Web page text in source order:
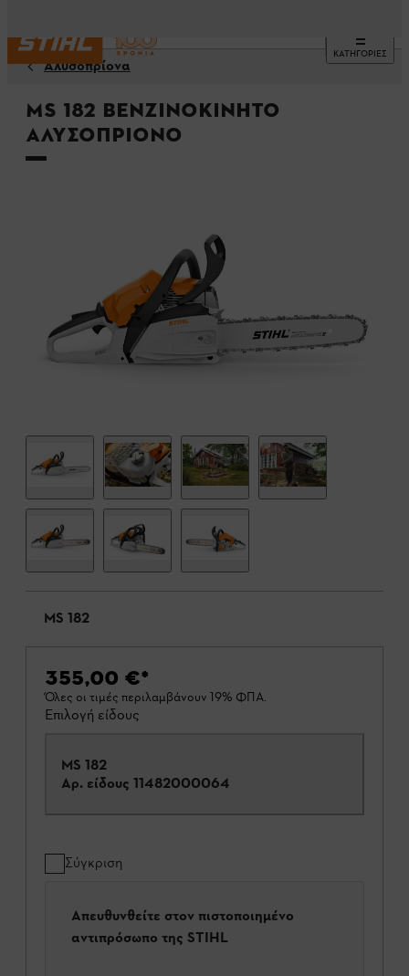
ΚΑΤΗΓΟΡΙΕΣ
Αλυσοπρίονα
MS 182 Βενζινοκίνητο
Αλυσοπρίονο
MS 182
355,00 €*
Όλες οι τιμές περιλαμβάνουν 19% ΦΠΑ.
Επιλογή είδους
MS 182
Αρ. είδους 11482000064
Σύγκριση
Απευθυνθείτε στον πιστοποιημένο
αντιπρόσωπο της STIHL